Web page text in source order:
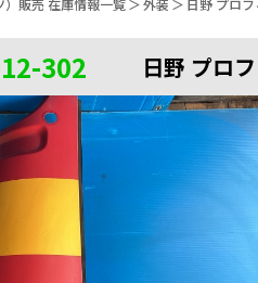
）販売 在庫情報一覧 外装 日野 プロ
302 日野 プロ